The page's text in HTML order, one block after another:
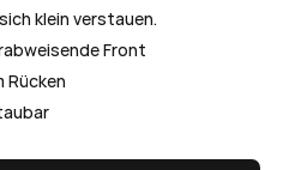
klein verstauen.
Front
Rücken